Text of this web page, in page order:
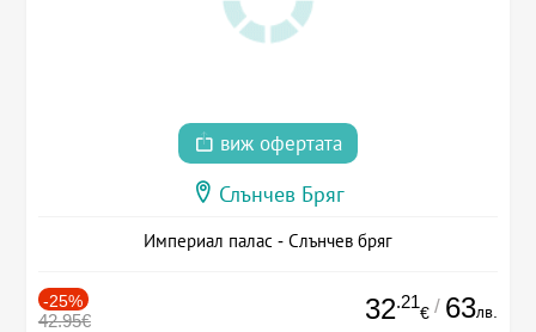
виж офертата
Слънчев Бряг
Империал палас - Слънчев бряг
-25%
42.95€ 32.21
€ / 63лв.